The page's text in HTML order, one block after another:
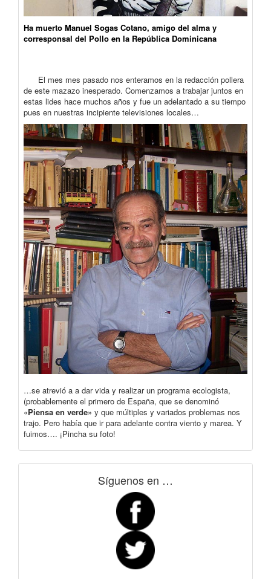
Ha muerto Manuel Sogas Cotano, amigo del alma y
corresponsal del Pollo en la República Dominicana
El mes mes pasado nos enteramos en la redacción pollera
de este mazazo inesperado. Comenzamos a trabajar juntos en
estas lides hace muchos años y fue un adelantado a su tiempo
pues en nuestras incipiente televisiones locales…
…se atrevió a a dar vida y realizar un programa ecologista,
(probablemente el primero de España, que se denominó
«Piensa en verde» y que múltiples y variados problemas nos
trajo. Pero había que ir para adelante contra viento y marea. Y
fuimos…. ¡Pincha su foto!
Síguenos en …